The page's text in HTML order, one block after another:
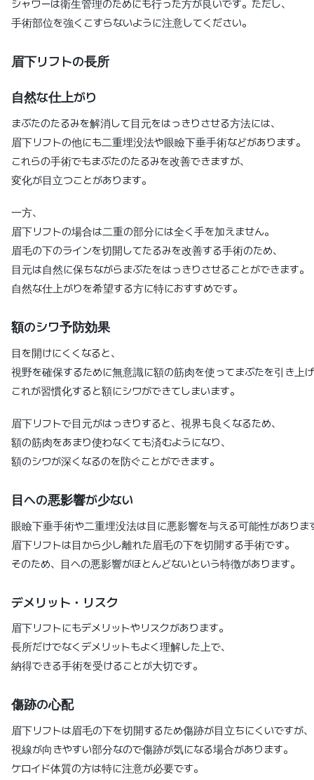
シャワーは衛生管理のためにも行った方が良いです。ただし、
手術部位を強くこすらないように注意してください。
眉下リフトの長所
自然な仕上がり
まぶたのたるみを解消して目元をはっきりさせる方法には、
眉下リフトの他にも二重埋没法や眼瞼下垂手術などがあります。
これらの手術でもまぶたのたるみを改善できますが、
変化が目立つことがあります。
一方、
眉下リフトの場合は二重の部分には全く手を加えません。
眉毛の下のラインを切開してたるみを改善する手術のため、
目元は自然に保ちながらまぶたをはっきりさせることができます。
自然な仕上がりを希望する方に特におすすめです。
額のシワ予防効果
目を開けにくくなると、
視野を確保するために無意識に額の筋肉を使ってまぶたを引き上
これが習慣化すると額にシワができてしまいます。
眉下リフトで目元がはっきりすると、視界も良くなるため、
額の筋肉をあまり使わなくても済むようになり、
額のシワが深くなるのを防ぐことができます。
目への悪影響が少ない
眼瞼下垂手術や二重埋没法は目に悪影響を与える可能性がありま
眉下リフトは目から少し離れた眉毛の下を切開する手術です。
そのため、目への悪影響がほとんどないという特徴があります。
デメリット・リスク
眉下リフトにもデメリットやリスクがあります。
長所だけでなくデメリットもよく理解した上で、
納得できる手術を受けることが大切です。
傷跡の心配
眉下リフトは眉毛の下を切開するため傷跡が目立ちにくいですが、
視線が向きやすい部分なので傷跡が気になる場合があります。
ケロイド体質の方は特に注意が必要です。